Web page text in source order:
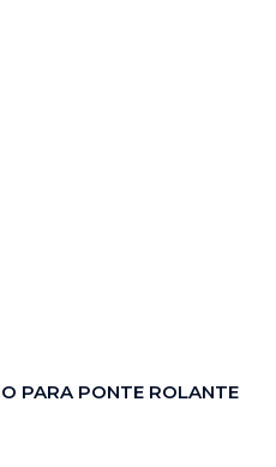
PARA PONTE ROLANTE